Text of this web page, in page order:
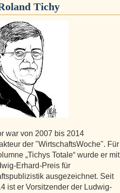
Tichy
war von 2007 bis 2014
der "WirtschaftsWoche". Für
„Tichys Totale“ wurde er mit
Erhard-Preis für
ausgezeichnet. Seit
ist er Vorsitzender der Ludwig-